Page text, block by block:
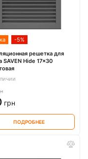
-5%
решетка для
SAVEN Hide 17x30
грн
ПОДРОБНЕЕ